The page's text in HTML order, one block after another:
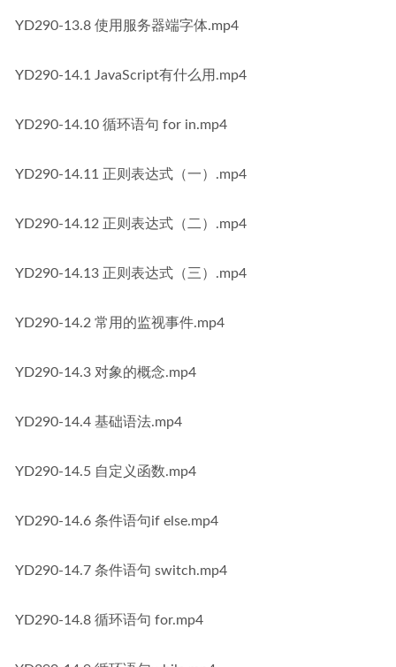
YD290-13.8 使用服务器端字体.mp4
YD290-14.1 JavaScript有什么用.mp4
YD290-14.10 循环语句 for in.mp4
YD290-14.11 正则表达式（一）.mp4
YD290-14.12 正则表达式（二）.mp4
YD290-14.13 正则表达式（三）.mp4
YD290-14.2 常用的监视事件.mp4
YD290-14.3 对象的概念.mp4
YD290-14.4 基础语法.mp4
YD290-14.5 自定义函数.mp4
YD290-14.6 条件语句if else.mp4
YD290-14.7 条件语句 switch.mp4
YD290-14.8 循环语句 for.mp4